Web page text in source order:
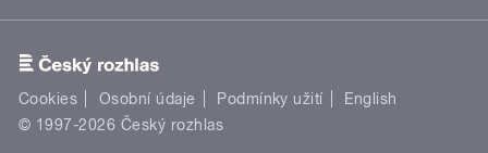
Cookies Osobní údaje Podmínky užití
English
© 1997-2026 Český rozhlas